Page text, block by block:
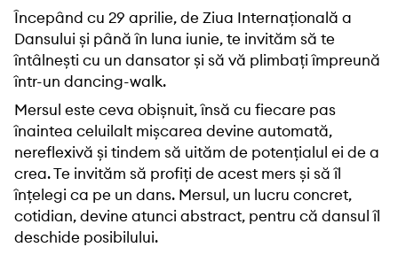
Începând cu 29 aprilie, de Ziua Internațională a
Dansului și până în luna iunie, te invităm să te
întâlnești cu un dansator și să vă plimbați împreună
într-un dancing-walk.
Mersul este ceva obișnuit, însă cu fiecare pas
înaintea celuilalt mișcarea devine automată,
nereflexivă și tindem să uităm de potențialul ei de a
crea. Te invităm să profiți de acest mers și să îl
înțelegi ca pe un dans. Mersul, un lucru concret,
cotidian, devine atunci abstract, pentru că dansul îl
deschide posibilului.